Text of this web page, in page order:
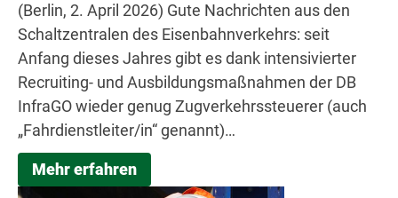
(Berlin, 2. April 2026) Gute Nachrichten aus den
Schaltzentralen des Eisenbahnverkehrs: seit
Anfang dieses Jahres gibt es dank intensivierter
Recruiting- und Ausbildungsmaßnahmen der DB
InfraGO wieder genug Zugverkehrssteuerer (auch
„Fahrdienstleiter/in“ genannt)…
Mehr erfahren